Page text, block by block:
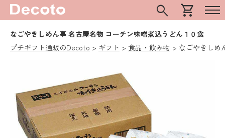
search shopping_cart
なごやきしめん亭 名古屋名物 コーチン味噌煮込うどん１０食
プチギフト通販のDecoto
ギフト 食品・飲み物 なごやきしめ